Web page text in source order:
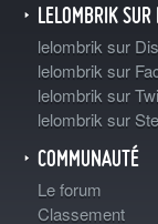
LELOMBRIK
lelombrik sur
lelombrik sur
lelombrik sur
lelombrik sur
COMMUNAUTÉ
Le forum
Classement